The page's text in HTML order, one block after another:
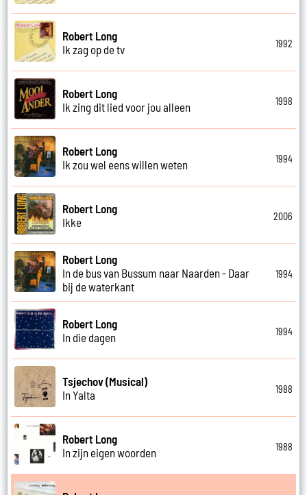
Robert Long
Ik zag op de tv
1992
Robert Long
Ik zing dit lied voor jou alleen
1998
Robert Long
Ik zou wel eens willen weten
1994
Robert Long
Ikke
2006
Robert Long
In de bus van Bussum naar Naarden - Daar
bij de waterkant
1994
Robert Long
In die dagen
1994
Tsjechov (Musical)
In Yalta
1988
Robert Long
In zijn eigen woorden
1988